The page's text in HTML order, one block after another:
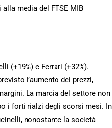
media del FTSE MIB.
(+19%) e Ferrari (+32%).
l’aumento dei prezzi,
La marcia del settore non
i forti rialzi degli scorsi mesi. In
nonostante la società